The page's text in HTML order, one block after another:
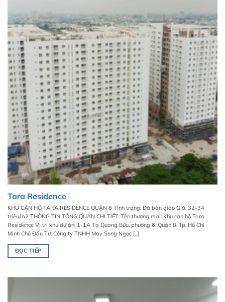
Tara Residence
KHU CĂN HỘ TARA RESIDENCE QUẬN 8 Tình trạng: Đã bàn giao Giá: 32-34
triệu/m2 THÔNG TIN TỔNG QUAN CHI TIẾT: Tên thương mại: Khu căn hộ Tara
Residence Vị trí khu dự án: 1-1A Tạ Quang Bửu, phường 6, Quận 8, Tp. Hồ Chí
Minh Chủ Đầu Tư: Công ty TNHH May Song Ngọc [...]
ĐỌC TIẾP